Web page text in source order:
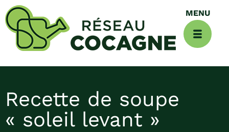
Recette de soupe
« soleil levant »